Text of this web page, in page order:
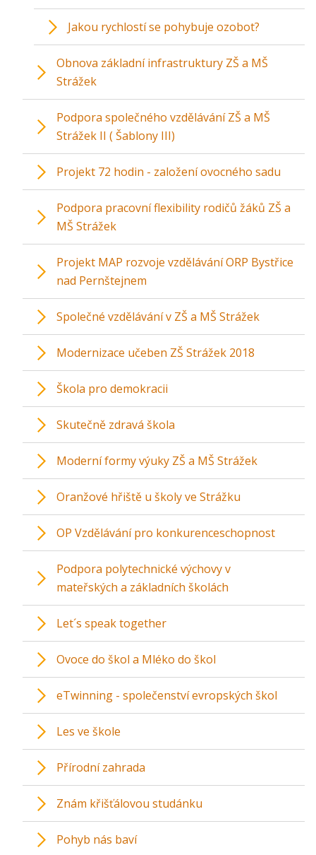
Jakou rychlostí se pohybuje ozobot?
Obnova základní infrastruktury ZŠ a MŠ
Strážek
Podpora společného vzdělávání ZŠ a MŠ
Strážek II ( Šablony III)
Projekt 72 hodin - založení ovocného sadu
Podpora pracovní flexibility rodičů žáků ZŠ a
MŠ Strážek
Projekt MAP rozvoje vzdělávání ORP Bystřice
nad Pernštejnem
Společné vzdělávání v ZŠ a MŠ Strážek
Modernizace učeben ZŠ Strážek 2018
Škola pro demokracii
Skutečně zdravá škola
Moderní formy výuky ZŠ a MŠ Strážek
Oranžové hřiště u školy ve Strážku
OP Vzdělávání pro konkurenceschopnost
Podpora polytechnické výchovy v
mateřských a základních školách
Let´s speak together
Ovoce do škol a Mléko do škol
eTwinning - společenství evropských škol
Les ve škole
Přírodní zahrada
Znám křišťálovou studánku
Pohyb nás baví